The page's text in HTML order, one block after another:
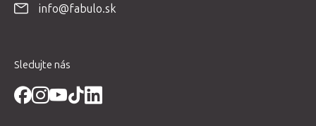
info@fabulo.sk
Sledujte nás